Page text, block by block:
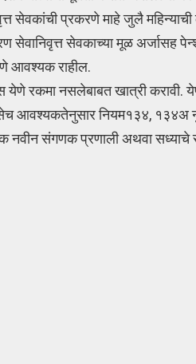
सेवकांची प्रकरणे माहे जुलै
सेवकाच्या मूळ अर्जासह
आवश्यक राहील.
रकमा नसलेबाबत खात्री करावी.
आवश्यकतेनुसार नियम१३४, १३४अ
नवीन संगणक प्रणाली अथवा सध्याचे